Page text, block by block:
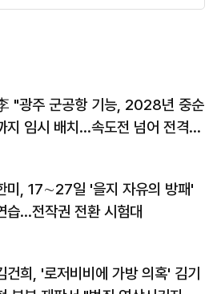
"광주 군공항 기능, 2028년 중순
지 임시 배치…속도전 넘어 전격
미, 17∼27일 '을지 자유의 방패'
습…전작권 전환 시험대
건희, '로저비비에 가방 의혹' 김기